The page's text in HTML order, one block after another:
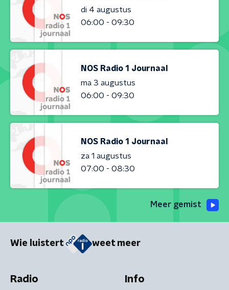
di 4 augustus
06:00 - 09:30
NOS Radio 1 Journaal
ma 3 augustus
06:00 - 09:30
NOS Radio 1 Journaal
za 1 augustus
07:00 - 08:30
Meer gemist
Wie luistert weet meer
Radio Info